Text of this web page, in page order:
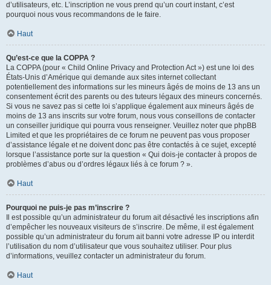
d’utilisateurs, etc. L’inscription ne vous prend qu’un court instant, c’est
pourquoi nous vous recommandons de le faire.
Haut
Qu’est-ce que la COPPA ?
La COPPA (pour « Child Online Privacy and Protection Act ») est une loi des
États-Unis d’Amérique qui demande aux sites internet collectant
potentiellement des informations sur les mineurs âgés de moins de 13 ans un
consentement écrit des parents ou des tuteurs légaux des mineurs concernés.
Si vous ne savez pas si cette loi s’applique également aux mineurs âgés de
moins de 13 ans inscrits sur votre forum, nous vous conseillons de contacter
un conseiller juridique qui pourra vous renseigner. Veuillez noter que phpBB
Limited et que les propriétaires de ce forum ne peuvent pas vous proposer
d’assistance légale et ne doivent donc pas être contactés à ce sujet, excepté
lorsque l’assistance porte sur la question « Qui dois-je contacter à propos de
problèmes d’abus ou d’ordres légaux liés à ce forum ? ».
Haut
Pourquoi ne puis-je pas m’inscrire ?
Il est possible qu’un administrateur du forum ait désactivé les inscriptions afin
d’empêcher les nouveaux visiteurs de s’inscrire. De même, il est également
possible qu’un administrateur du forum ait banni votre adresse IP ou interdit
l’utilisation du nom d’utilisateur que vous souhaitez utiliser. Pour plus
d’informations, veuillez contacter un administrateur du forum.
Haut